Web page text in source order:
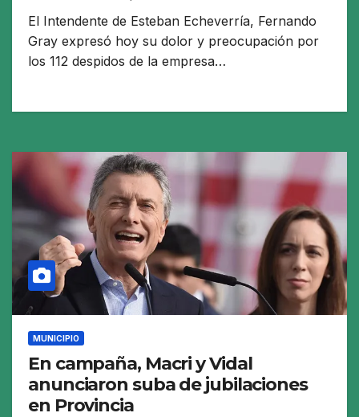
El Intendente de Esteban Echeverría, Fernando
Gray expresó hoy su dolor y preocupación por
los 112 despidos de la empresa…
MUNICIPIO
En campaña, Macri y Vidal
anunciaron suba de jubilaciones
en Provincia